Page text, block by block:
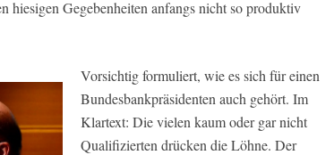
hiesigen Gegebenheiten anfangs nicht so produktiv
Vorsichtig formuliert, wie es sich für einen
Bundesbankpräsidenten auch gehört. Im
Klartext: Die vielen kaum oder gar nicht
Qualifizierten drücken die Löhne. Der